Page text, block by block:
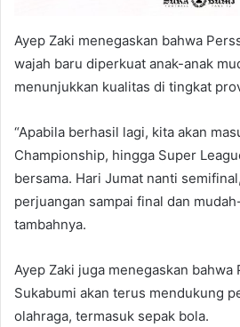
Ayep Zaki menegaskan bahwa
wajah baru diperkuat anak-anak
menunjukkan kualitas di tingkat
“Apabila berhasil lagi, kita akan
Championship, hingga Super
bersama. Hari Jumat nanti
perjuangan sampai final dan
tambahnya.
Ayep Zaki juga menegaskan bahwa
Sukabumi akan terus mendukung
olahraga, termasuk sepak bola.